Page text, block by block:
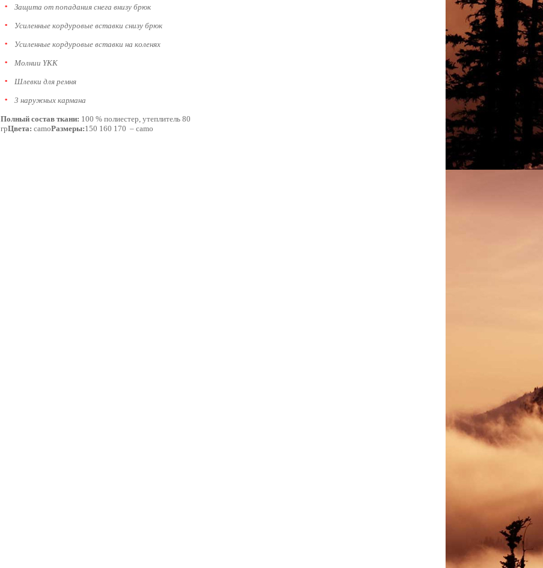
Защита от попадания снега внизу брюк
Усиленные кордуровые вставки снизу брюк
Усиленные кордуровые вставки на коленях
Молнии YKK
Шлевки для ремня
3 наружных кармана
Полный состав ткани: 100 % полиестер, утеплитель 80
грЦвета: camoРазмеры:150 160 170 – camo